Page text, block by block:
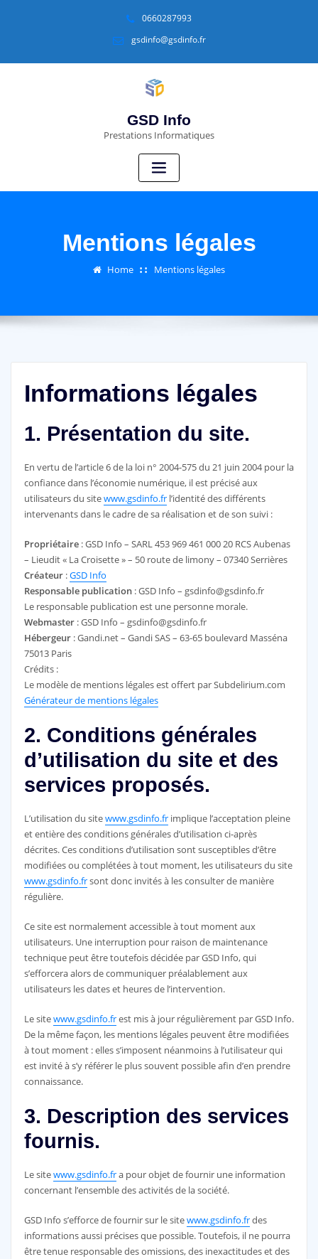
0660287993
gsdinfo@gsdinfo.fr
GSD Info
Prestations Informatiques
Mentions légales
Home Mentions légales
Informations légales
1. Présentation du site.
En vertu de l’article 6 de la loi n° 2004-575 du 21 juin 2004 pour la
confiance dans l’économie numérique, il est précisé aux
utilisateurs du sitewww.gsdinfo.frl’identité des différents
intervenants dans le cadre de sa réalisation et de son suivi :
Propriétaire: GSD Info – SARL 453 969 461 000 20 RCS Aubenas
– Lieudit « La Croisette » – 50 route de limony – 07340 Serrières
Créateur:GSD Info
Responsable publication: GSD Info – gsdinfo@gsdinfo.fr
Le responsable publication est une personne morale.
Webmaster: GSD Info – gsdinfo@gsdinfo.fr
Hébergeur: Gandi.net – Gandi SAS – 63-65 boulevard Masséna
75013 Paris
Crédits :
Le modèle de mentions légales est offert par Subdelirium.com
Générateur de mentions légales
2. Conditions générales
d’utilisation du site et des
services proposés.
L’utilisation du sitewww.gsdinfo.frimplique l’acceptation pleine
et entière des conditions générales d’utilisation ci-après
décrites. Ces conditions d’utilisation sont susceptibles d’être
modifiées ou complétées à tout moment, les utilisateurs du site
www.gsdinfo.frsont donc invités à les consulter de manière
régulière.
Ce site est normalement accessible à tout moment aux
utilisateurs. Une interruption pour raison de maintenance
technique peut être toutefois décidée par GSD Info, qui
s’efforcera alors de communiquer préalablement aux
utilisateurs les dates et heures de l’intervention.
Le sitewww.gsdinfo.frest mis à jour régulièrement par GSD Info.
De la même façon, les mentions légales peuvent être modifiées
à tout moment : elles s’imposent néanmoins à l’utilisateur qui
est invité à s’y référer le plus souvent possible afin d’en prendre
connaissance.
3. Description des services
fournis.
Le sitewww.gsdinfo.fra pour objet de fournir une information
concernant l’ensemble des activités de la société.
GSD Info s’efforce de fournir sur le sitewww.gsdinfo.frdes
informations aussi précises que possible. Toutefois, il ne pourra
être tenue responsable des omissions, des inexactitudes et des